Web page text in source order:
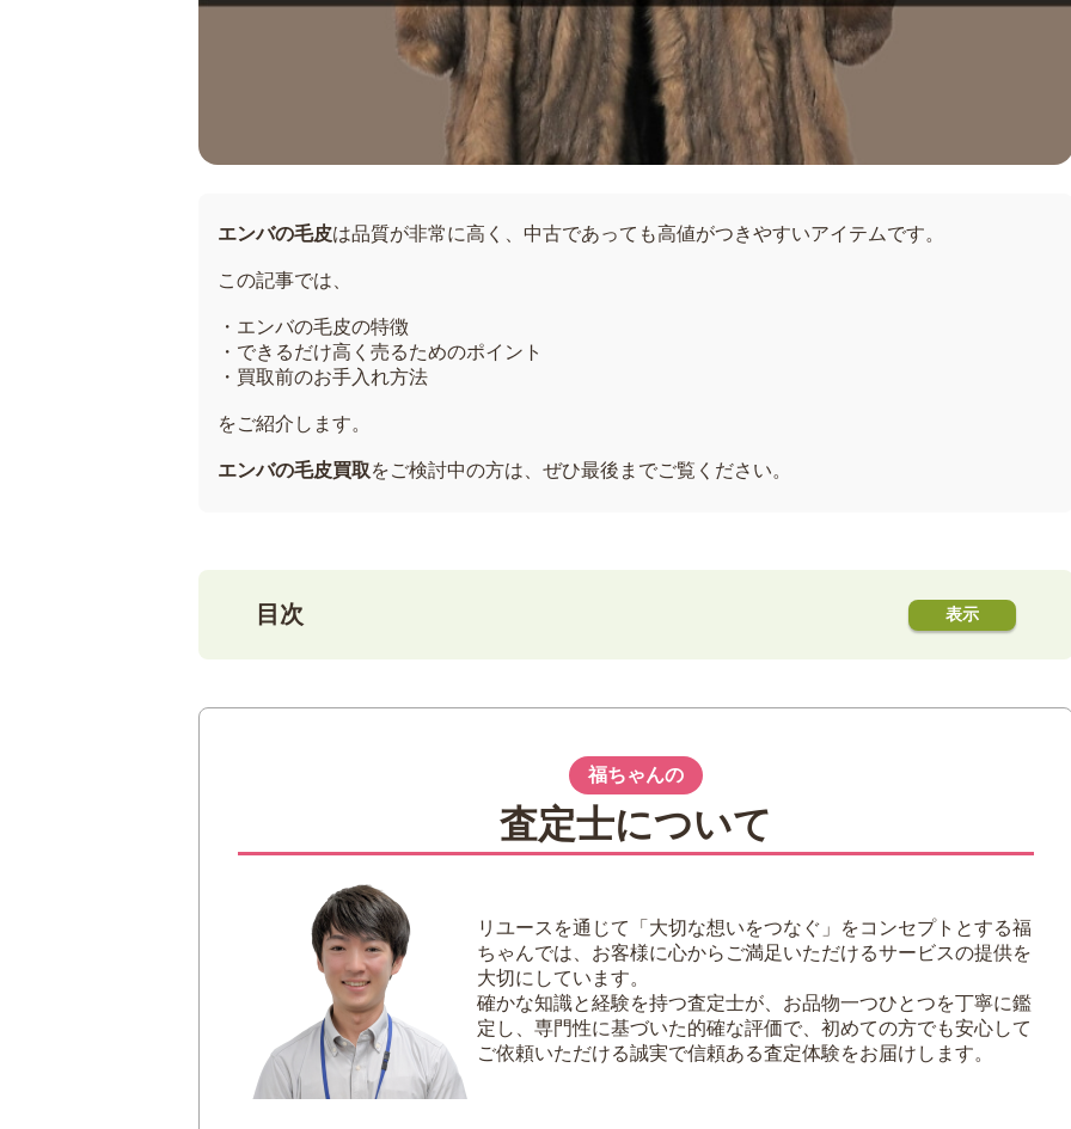
エンバの毛皮は品質が非常に高く、中古であっても高値がつきやすいアイテムです。
この記事では、
・エンバの毛皮の特徴
・できるだけ高く売るためのポイント
・買取前のお手入れ方法
をご紹介します。
エンバの毛皮買取をご検討中の方は、ぜひ最後までご覧ください。
目次
エンバの毛皮をできるだけ高く売るためのポイント
早めに査定してもらう
お品物と付属品をセットで査定に出す
適切なお手入れをしてから買取に出す
毛皮の買取額が下がるダメージ例は？お手入れ方法もご紹介
表面にホコリや汚れがついている
湿気や水濡れによって毛皮が劣化している
日焼けしている
香水やタバコのニオイがついている
福ちゃんの
査定士について
リユースを通じて「大切な想いをつなぐ」をコンセプトとする福
ちゃんでは、お客様に心からご満足いただけるサービスの提供を
大切にしています。
確かな知識と経験を持つ査定士が、お品物一つひとつを丁寧に鑑
定し、専門性に基づいた的確な評価で、初めての方でも安心して
ご依頼いただける誠実で信頼ある査定体験をお届けします。